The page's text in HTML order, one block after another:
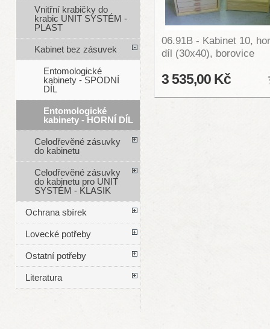
06.91B - Kabinet 10,
díl (30x40), borovice
3 535,00 Kč
Vnitřní krabičky do
krabic UNIT SYSTÉM -
PLAST
Kabinet bez zásuvek
Entomologické
kabinety - SPODNÍ
DÍL
Entomologické
kabinety - HORNÍ DÍL
Celodřevěné zásuvky
do kabinetu
Celodřevěné zásuvky
do kabinetu pro UNIT
SYSTÉM - KLASIK
Ochrana sbírek
Lovecké potřeby
Ostatní potřeby
Literatura